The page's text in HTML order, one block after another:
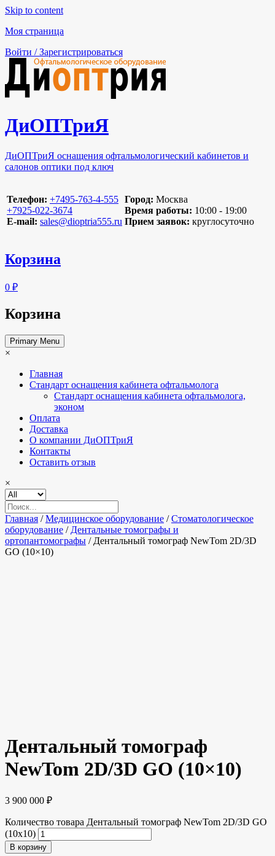
Skip to content
Моя страница
Войти / Зарегистрироваться
ДиОПТриЯ
ДиОПТриЯ оснащения офтальмологический кабинетов и
салонов оптики под ключ
Телефон: ‪+7495-763-4-555‬
‪+7925-022-3674‬
E-mail: sales@dioptria555.ru
Город: Москва
Время работы: 10:00 - 19:00
Прием заявок: круглосуточно
Корзина
0 ₽
Корзина
Primary Menu
×
Главная
Стандарт оснащения кабинета офтальмолога
Стандарт оснащения кабинета офтальмолога,
эконом
Оплата
Доставка
О компании ДиОПТриЯ
Контакты
Оставить отзыв
×
Главная /Медицинское оборудование /Стоматологическое
оборудование / Дентальные томографы и
ортопантомографы / Дентальный томограф NewTom 2D/3D
GO (10×10)
Дентальный томограф
NewTom 2D/3D GO (10×10)
3 900 000 ₽
Количество товара Дентальный томограф NewTom 2D/3D GO
(10x10)
В корзину